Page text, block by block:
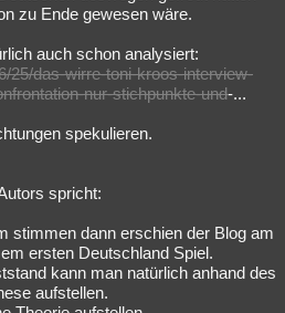
zu Ende gewesen wäre.
auch schon analysiert:
25/das-wirre-toni-kroos-interview-
nur-stichpunkte-und-...
spekulieren.
spricht:
stimmen dann erschien der Blog am
ersten Deutschland Spiel.
kann man natürlich anhand des
aufstellen.